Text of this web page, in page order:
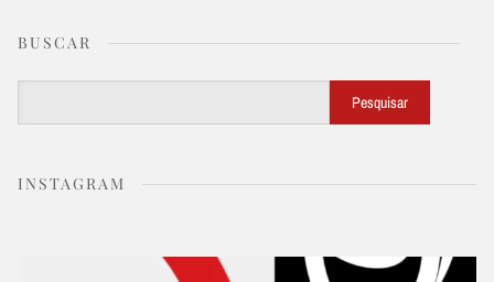
BUSCAR
Pesquisar
INSTAGRAM